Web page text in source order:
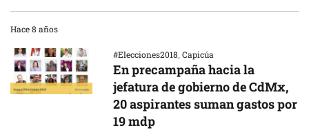
Hace 8 años
#Elecciones2018,Capicúa
En precampaña hacia la
jefatura de gobierno de CdMx,
20 aspirantes suman gastos por
19 mdp